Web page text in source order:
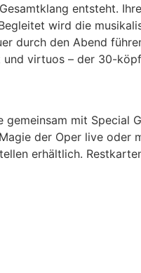
entsteht.
wird die
durch den Abend
virtuos – der 30-
mit Special
der Oper live oder
erhältlich.